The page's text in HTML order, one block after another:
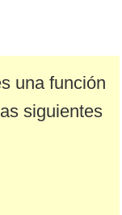
una función
siguientes